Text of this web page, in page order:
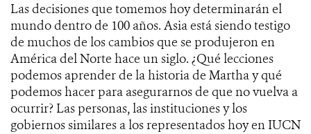
Las decisiones que tomemos hoy determinarán el
mundo dentro de 100 años. Asia está siendo testigo
de muchos de los cambios que se produjeron en
América del Norte hace un siglo. ¿Qué lecciones
podemos aprender de la historia de Martha y qué
podemos hacer para asegurarnos de que no vuelva a
ocurrir? Las personas, las instituciones y los
gobiernos similares a los representados hoy en IUCN